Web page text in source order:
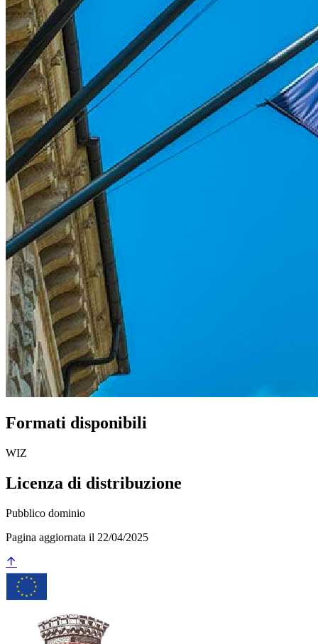
Formati disponibili
WIZ
Licenza di distribuzione
Pubblico dominio
Pagina aggiornata il 22/04/2025